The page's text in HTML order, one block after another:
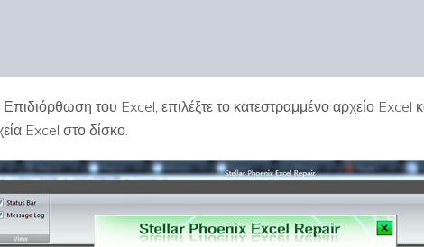
του Excel, επιλέξτε το κατεστραμμένο αρχείο Excel
Excel στο δίσκο.